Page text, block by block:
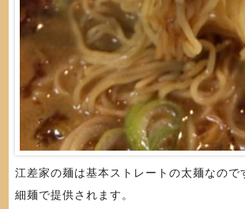
江差家の麺は基本ストレートの太麺なので
細麺で提供されます。